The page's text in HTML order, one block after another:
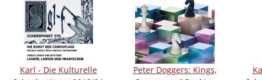
Karl - Die Kulturelle
Peter Doggers: Kings,